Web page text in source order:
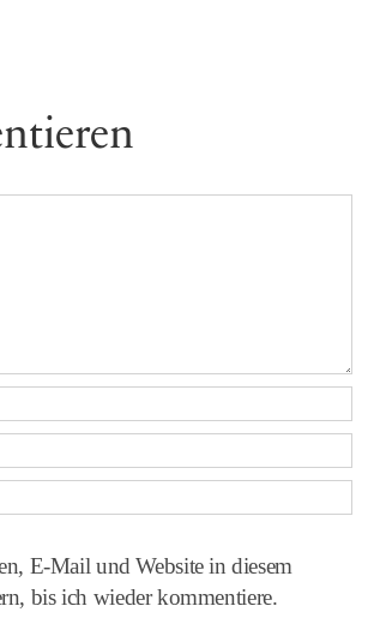
E-Mail und Website in diesem
bis ich wieder kommentiere.